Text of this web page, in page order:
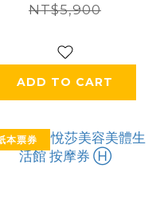
NT$5,900
ADD TO CART
本票券